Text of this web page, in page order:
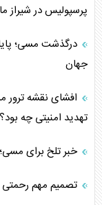
پرسپولیس در شیراز
جهان
افشای نقشه ترور
تهدید امنیتی چه بود؟
خبر تلخ برای
تصمیم مهم رحمتی